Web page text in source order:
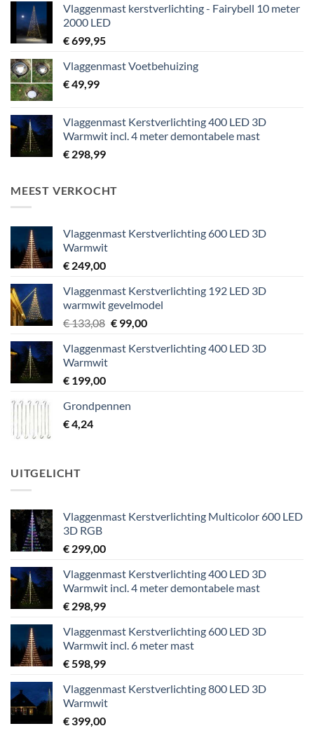
Vlaggenmast kerstverlichting - Fairybell 10 meter
2000 LED
€699,95
Vlaggenmast Voetbehuizing
€49,99
Vlaggenmast Kerstverlichting 400 LED 3D
Warmwit incl. 4 meter demontabele mast
€ 298,99
MEEST VERKOCHT
Vlaggenmast Kerstverlichting 600 LED 3D
Warmwit
€ 249,00
Vlaggenmast Kerstverlichting 192 LED 3D
warmwit gevelmodel
€133,08 Oorspronkelijke
was:
€99,00Huidige
is:
Vlaggenmast Kerstverlichting 400 LED 3D
Warmwit
€ 199,00
Grondpennen
€4,24
UITGELICHT
Vlaggenmast Kerstverlichting Multicolor 600 LED
3D RGB
€ 299,00
Vlaggenmast Kerstverlichting 400 LED 3D
Warmwit incl. 4 meter demontabele mast
€ 298,99
Vlaggenmast Kerstverlichting 600 LED 3D
Warmwit incl. 6 meter mast
€598,99
Vlaggenmast Kerstverlichting 800 LED 3D
Warmwit
€ 399,00